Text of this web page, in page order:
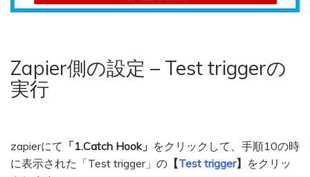
Zapier側の設定 – Test triggerの
実行
zapierにて 「1.Catch Hook」 をクリックして、手順10の時
に表示された「Test trigger」の 【Test trigger】 をクリッ